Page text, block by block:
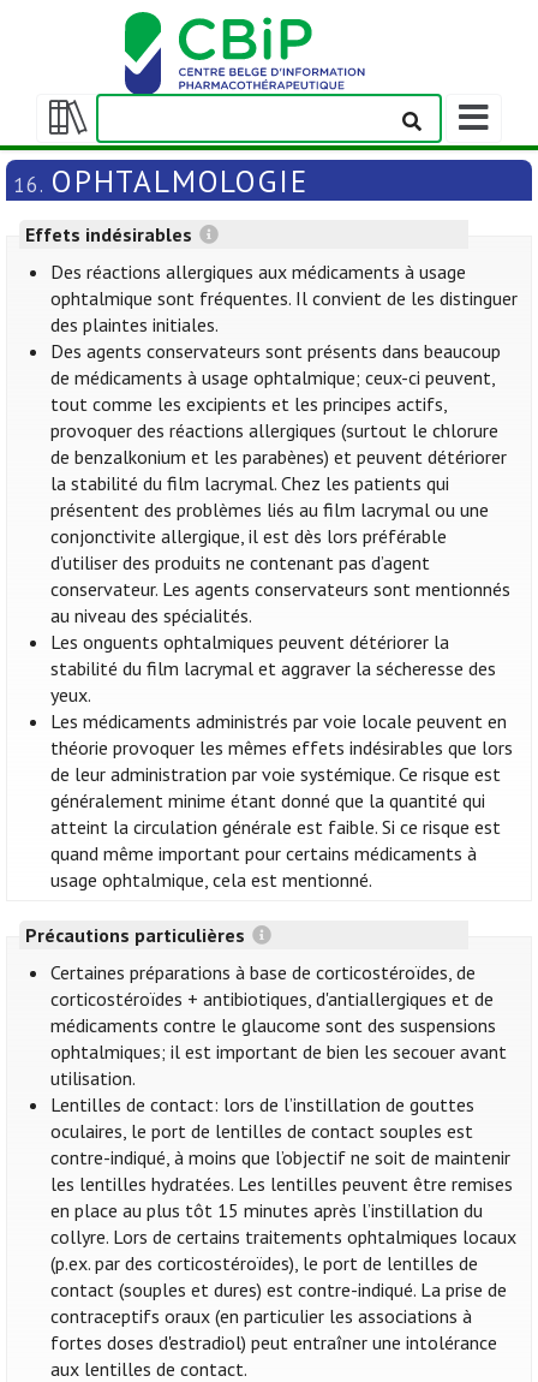
Afficher/masquer
la
table
matières
Afficher/
la
barre
navigation
16. OPHTALMOLOGIE
Effets indésirables
Des réactions allergiques aux médicaments à usage
ophtalmique sont fréquentes. Il convient de les distinguer
des plaintes initiales.
Des agents conservateurs sont présents dans beaucoup
de médicaments à usage ophtalmique; ceux-ci peuvent,
tout comme les excipients et les principes actifs,
provoquer des réactions allergiques (surtout le chlorure
de benzalkonium et les parabènes) et peuvent détériorer
la stabilité du film lacrymal. Chez les patients qui
présentent des problèmes liés au film lacrymal ou une
conjonctivite allergique, il est dès lors préférable
d’utiliser des produits ne contenant pas d’agent
conservateur. Les agents conservateurs sont mentionnés
au niveau des spécialités.
Les onguents ophtalmiques peuvent détériorer la
stabilité du film lacrymal et aggraver la sécheresse des
yeux.
Les médicaments administrés par voie locale peuvent en
théorie provoquer les mêmes effets indésirables que lors
de leur administration par voie systémique. Ce risque est
généralement minime étant donné que la quantité qui
atteint la circulation générale est faible. Si ce risque est
quand même important pour certains médicaments à
usage ophtalmique, cela est mentionné.
Précautions particulières
Certaines préparations à base de corticostéroïdes, de
corticostéroïdes + antibiotiques, d'antiallergiques et de
médicaments contre le glaucome sont des suspensions
ophtalmiques; il est important de bien les secouer avant
utilisation.
Lentilles de contact: lors de l’instillation de gouttes
oculaires, le port de lentilles de contact souples est
contre-indiqué, à moins que l’objectif ne soit de maintenir
les lentilles hydratées. Les lentilles peuvent être remises
en place au plus tôt 15 minutes après l’instillation du
collyre. Lors de certains traitements ophtalmiques locaux
(p.ex. par des corticostéroïdes), le port de lentilles de
contact (souples et dures) est contre-indiqué. La prise de
contraceptifs oraux (en particulier les associations à
fortes doses d'estradiol) peut entraîner une intolérance
aux lentilles de contact.